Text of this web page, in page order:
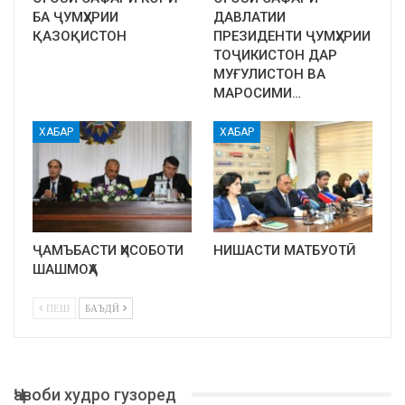
БА ҶУМҲУРИИ
ҚАЗОҚИСТОН
ДАВЛАТИИ
ПРЕЗИДЕНТИ ҶУМҲУРИИ
ТОҶИКИСТОН ДАР
МУҒУЛИСТОН ВА
МАРОСИМИ…
ХАБАР
ҶАМЪБАСТИ ҲИСОБОТИ
ШАШМОҲА
ХАБАР
НИШАСТИ МАТБУОТӢ
ПЕШ БАЪДӢ
Ҷавоби худро гузоред